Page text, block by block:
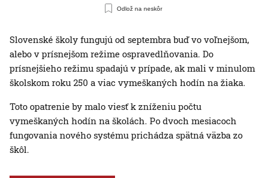
Odlož na neskôr
Slovenské školy fungujú od septembra buď vo voľnejšom,
alebo v prísnejšom režime ospravedlňovania. Do
prísnejšieho režimu spadajú v prípade, ak mali v minulom
školskom roku 250 a viac vymeškaných hodín na žiaka.
Toto opatrenie by malo viesť k zníženiu počtu
vymeškaných hodín na školách. Po dvoch mesiacoch
fungovania nového systému prichádza spätná väzba zo
škôl.